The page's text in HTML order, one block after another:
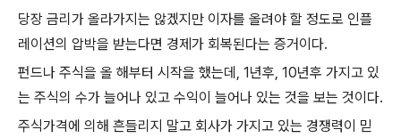
당장 금리가 올라가지는 않겠지만 이자를 올려야 할 정도로 인플
레이션의 압박을 받는다면 경제가 회복된다는 증거이다.
펀드나 주식을 올 해부터 시작을 했는데 , 1년후, 10년후 가지고 있
는 주식의 수가 늘어나 있고 수익이 늘어나 있는 것을 보는 것이다.
주식가격에 의해 흔들리지 말고 회사가 가지고 있는 경쟁력이 믿